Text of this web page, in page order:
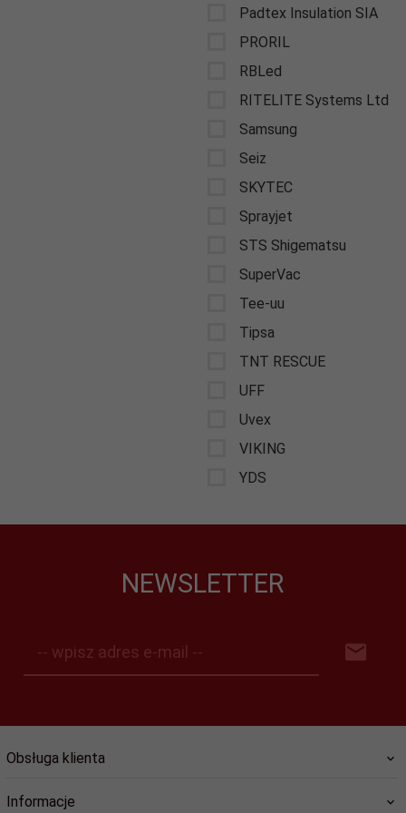
Padtex Insulation SIA
PRORIL
RBLed
RITELITE Systems Ltd
Samsung
Seiz
SKYTEC
Sprayjet
STS Shigematsu
SuperVac
Tee-uu
Tipsa
TNT RESCUE
UFF
Uvex
VIKING
YDS
NEWSLETTER
-- wpisz adres e-mail --
Obsługa klienta
Informacje